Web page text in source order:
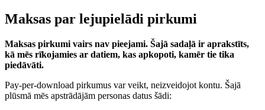
Maksas par lejupielādi pirkumi
Maksas pirkumi vairs nav pieejami. Šajā sadaļā ir aprakstīts,
kā mēs rīkojamies ar datiem, kas apkopoti, kamēr tie tika
piedāvāti.
Pay-per-download pirkumus var veikt, neizveidojot kontu. Šajā
plūsmā mēs apstrādājām personas datus šādi: